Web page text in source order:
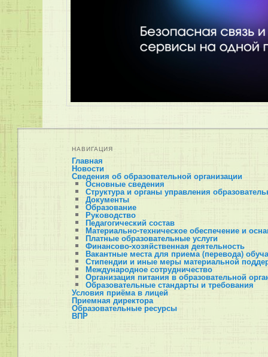
НАВИГАЦИЯ
Главная
Новости
Сведения об образовательной организации
Основные сведения
Структура и органы управления
Документы
Образование
Руководство
Педагогический состав
Материально-техническое обеспечение и
Платные образовательные услуги
Финансово-хозяйственная деятельность
Вакантные места для приема (перевода)
Стипендии и иные меры материальной
Международное сотрудничество
Организация питания в образовательной
Образовательные стандарты и требования
Условия приёма в лицей
Приемная директора
Образовательные ресурсы
ВПР